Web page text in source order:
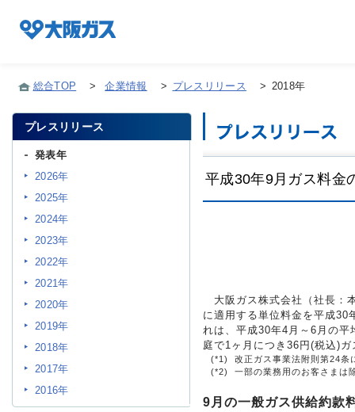
企業情報TOP
企業/グループについて
社会貢献
サステナビリティ
IR情報
総合TOP > 企業情報 > プレスリリース > 2018年
平成30年9月ガス料金
大阪ガス株式会社（社長：
に適用する単位料金を平成30
れは、平成30年4月～6月の
庭で1ヶ月につき36円(税込)
(*1)
改正ガス事業法附則第24条
(*2)
一部の業務用のお客さまは
9月の一般ガス供給約款
プレスリリース
発表年
2026年
2025年
2024年
2023年
2022年
2021年
2020年
2019年
2018年
2017年
2016年